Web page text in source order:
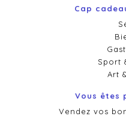
Cap
Sport
Art
Vous êtes
Vendez vos